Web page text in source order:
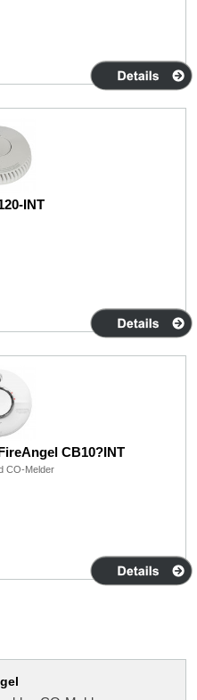
INT
CB10?INT
CO-Melder